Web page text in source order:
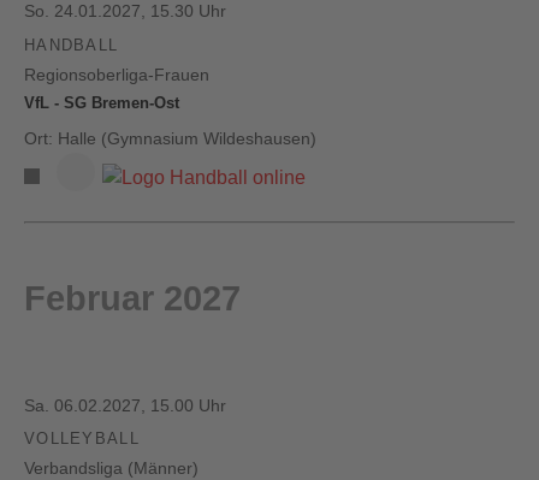
So. 24.01.2027, 15.30 Uhr
HANDBALL
Regionsoberliga-Frauen
VfL - SG Bremen-Ost
Ort: Halle (Gymnasium Wildeshausen)
Februar 2027
Sa. 06.02.2027, 15.00 Uhr
VOLLEYBALL
Verbandsliga (Männer)